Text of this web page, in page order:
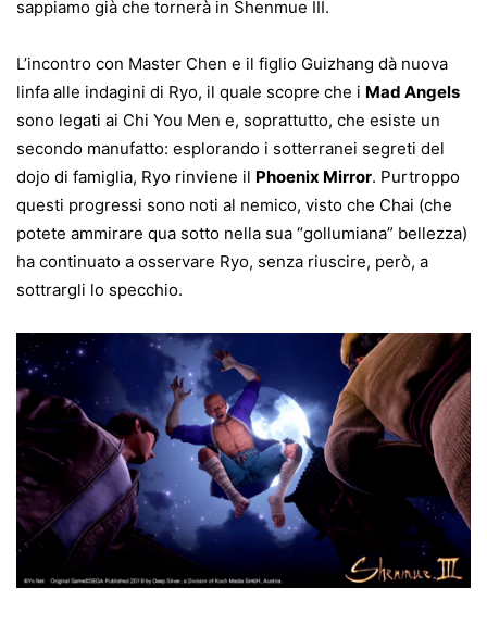
sappiamo già che tornerà in Shenmue III.
L’incontro con Master Chen e il figlio Guizhang dà nuova
linfa alle indagini di Ryo, il quale scopre che i Mad Angels
sono legati ai Chi You Men e, soprattutto, che esiste un
secondo manufatto: esplorando i sotterranei segreti del
dojo di famiglia, Ryo rinviene il Phoenix Mirror. Purtroppo
questi progressi sono noti al nemico, visto che Chai (che
potete ammirare qua sotto nella sua “gollumiana” bellezza)
ha continuato a osservare Ryo, senza riuscire, però, a
sottrargli lo specchio.